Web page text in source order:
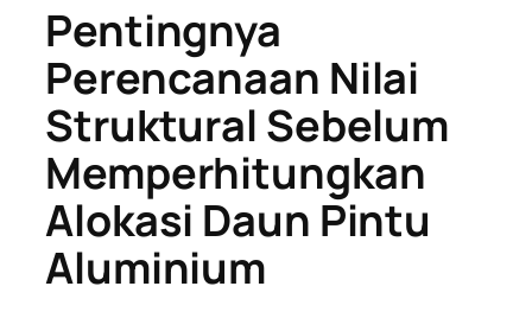
Pentingnya
Perencanaan Nilai
Struktural Sebelum
Memperhitungkan
Alokasi Daun Pintu
Aluminium